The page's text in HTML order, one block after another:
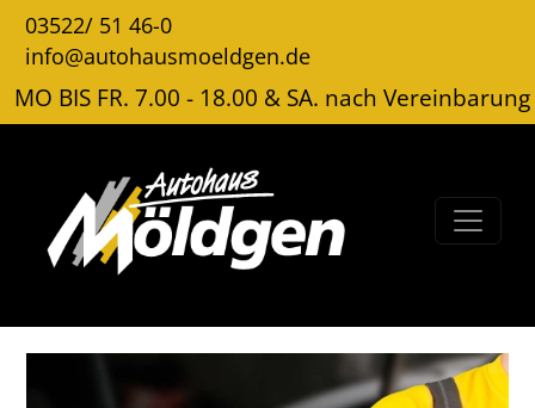
03522/ 51 46-0
info@autohausmoeldgen.de
MO BIS FR. 7.00 - 18.00 & SA. nach Vereinbarung